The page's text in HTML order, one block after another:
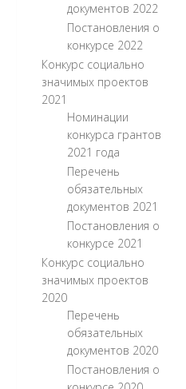
документов 2022
Постановления о
конкурсе 2022
Конкурс социально
значимых проектов
2021
Номинации
конкурса грантов
2021 года
Перечень
обязательных
документов 2021
Постановления о
конкурсе 2021
Конкурс социально
значимых проектов
2020
Перечень
обязательных
документов 2020
Постановления о